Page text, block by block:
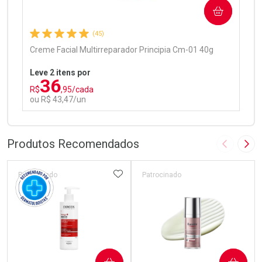
(45)
Creme Facial Multirreparador Principia Cm-01 40g
Leve 2 itens por
R$36,95/cada
ou R$ 43,47/un
COMPRAR
Laboratório
Ativar Desconto
Por Menos
Produtos Recomendados Imagem
Patrocinado ADICIONAR AOS FAVORITOS
Patrocinado